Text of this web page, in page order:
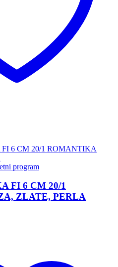
program
FI 6 CM 20/1
ZLATE, PERLA